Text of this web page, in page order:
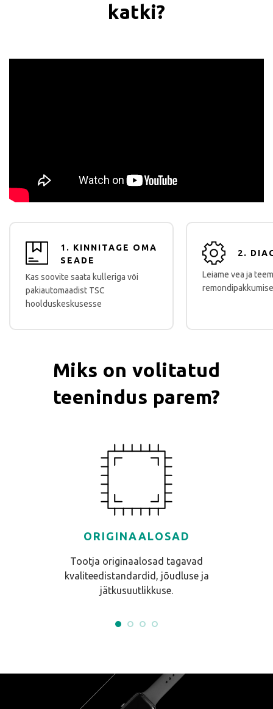
katki?
1. KINNITAGE OMA
SEADE
Kas soovite saata kulleriga või
pakiautomaadist TSC
hoolduskeskusesse
2.
Leiame vea ja
Miks on volitatud
teenindus parem?
ORIGINAALOSAD
Tootja originaalosad tagavad
kvaliteedistandardid, jõudluse ja
jätkusuutlikkuse.